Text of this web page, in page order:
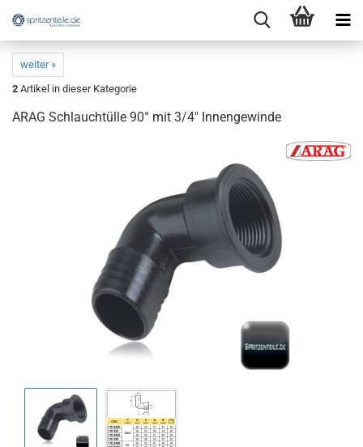
weiter »
2 Artikel in dieser Kategorie
ARAG Schlauchtülle 90° mit 3/4" Innengewinde